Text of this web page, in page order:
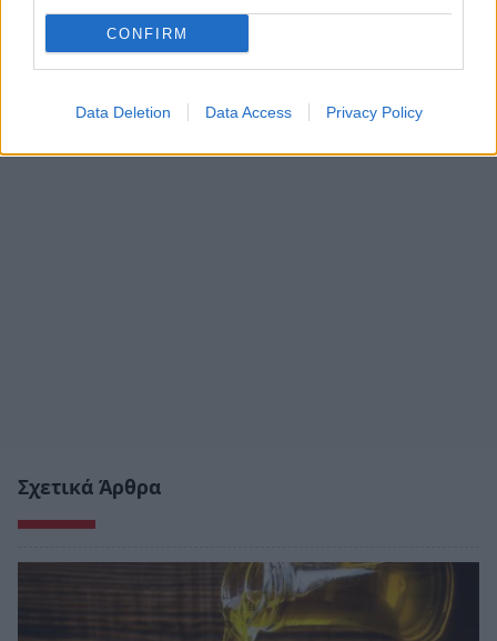
CONFIRM
Data Deletion Data Access Privacy Policy
Σχετικά Άρθρα